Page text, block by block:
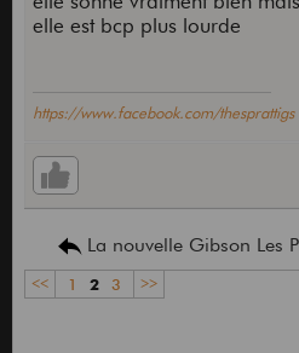
elle est bcp plus lourde
https://www.facebook.com/thesprattigs
La nouvelle Gibson Les
<< 1 2 3 >>